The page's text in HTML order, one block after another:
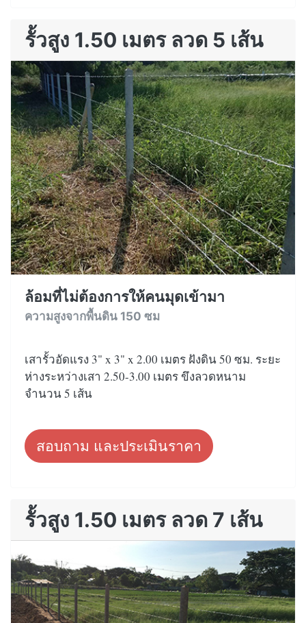
รั้วสูง 1.50 เมตร ลวด 5 เส้น
ล้อมที่ไม่ต้องการให้คนมุดเข้ามา
ความสูงจากพื้นดิน 150 ซม
เสารั้วอัดแรง 3" x 3" x 2.00 เมตร ฝังดิน 50 ซม. ระยะ
ห่างระหว่างเสา 2.50-3.00 เมตร ขึงลวดหนาม
จำนวน 5 เส้น
สอบถาม และประเมินราคา
รั้วสูง 1.50 เมตร ลวด 7 เส้น